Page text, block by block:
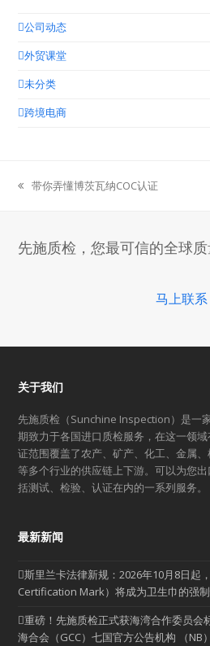
公司动态
外贸课堂
未分类
跨境电商
previous
带你弄懂博茨瓦纳COC认证
先施质检，您最可信的全球质
马上联系
关于我们
先施质检（Sunchine Inspection）是一
期致力于各国进口质检服务，在这一领
证范围覆盖了农产、矿产、化工、金属
等多个行业的供应链上下游。可以为您
括测试、检验、认证在内的一系列服务。
最新新闻
斯里兰卡法律新规：2026年10月8日起
Certification Mark）将成为卫生巾的强制
重磅！先施质检正式获海湾合作委员会
海合会（GCC）七国官方公告机构 （NB